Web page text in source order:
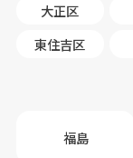
大正区
東住吉区
福島